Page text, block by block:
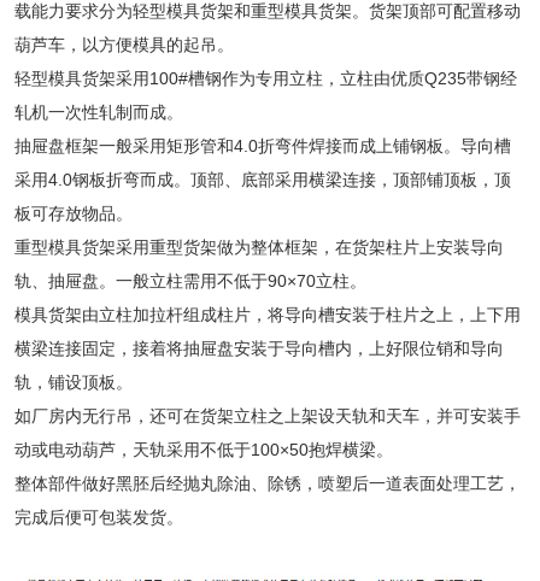
载能力要求分为轻型模具货架和重型模具货架。货架顶部可配置移动
葫芦车，以方便模具的起吊。
轻型模具货架采用100#槽钢作为专用立柱，立柱由优质Q235带钢经
轧机一次性轧制而成。
抽屉盘框架一般采用矩形管和4.0折弯件焊接而成上铺钢板。导向槽
采用4.0钢板折弯而成。顶部、底部采用横梁连接，顶部铺顶板，顶
板可存放物品。
重型模具货架采用重型货架做为整体框架，在货架柱片上安装导向
轨、抽屉盘。一般立柱需用不低于90×70立柱。
模具货架由立柱加拉杆组成柱片，将导向槽安装于柱片之上，上下用
横梁连接固定，接着将抽屉盘安装于导向槽内，上好限位销和导向
轨，铺设顶板。
如厂房内无行吊，还可在货架立柱之上架设天轨和天车，并可安装手
动或电动葫芦，天轨采用不低于100×50抱焊横梁。
整体部件做好黑胚后经抛丸除油、除锈，喷塑后一道表面处理工艺，
完成后便可包装发货。